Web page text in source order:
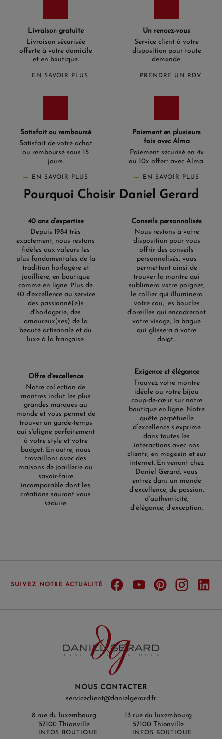
Livraison gratuite
Livraison sécurisée
offerte à votre domicile
et en boutique.
EN SAVOIR PLUS
Un rendez-vous
Service client à votre
disposition pour toute
demande.
PRENDRE UN RDV
Satisfait ou remboursé
Satisfait de votre achat
ou remboursé sous 15
jours.
EN SAVOIR PLUS
Paiement en plusieurs
fois avec Alma
Paiement sécurisé en 4x
ou 10x offert avec Alma.
EN SAVOIR PLUS
Pourquoi Choisir Daniel Gerard
40 ans d’expertise
Depuis 1984 très
exactement, nous restons
fidèles aux valeurs les
plus fondamentales de la
tradition horlogère et
joaillière, en boutique
comme en ligne. Plus de
40 d'excellence au service
des passionné(e)s
d'horlogerie, des
amoureux(ses) de la
beauté artisanale et du
luxe à la française.
Conseils personnalisés
Nous restons à votre
disposition pour vous
offrir des conseils
personnalisés, vous
permettant ainsi de
trouver la montre qui
sublimera votre poignet,
le collier qui illuminera
votre cou, les boucles
d'oreilles qui encadreront
votre visage, la bague
qui glissera à votre
doigt...
Offre d'excellence
Notre collection de
montres inclut les plus
grandes marques au
monde et vous permet de
trouver un garde-temps
qui s'aligne parfaitement
à votre style et votre
budget. En outre, nous
travaillons avec des
maisons de joaillerie au
savoir-faire
incomparable dont les
créations sauront vous
séduire.
Exigence et élégance
Trouvez votre montre
idéale ou votre bijou
coup-de-cœur sur notre
boutique en ligne. Notre
quête perpétuelle
d’excellence s’exprime
dans toutes les
interactions avec nos
clients, en magasin et sur
internet. En venant chez
Daniel Gerard, vous
entrez dans un monde
d’excellence, de passion,
d’authenticité,
d’élégance, d’exception.
SUIVEZ NOTRE ACTUALITÉ
NOUS CONTACTER
serviceclient@danielgerard.fr
8 rue du luxembourg
57100 Thionville
INFOS BOUTIQUE
13 rue du luxembourg
57100 Thionville
INFOS BOUTIQUE